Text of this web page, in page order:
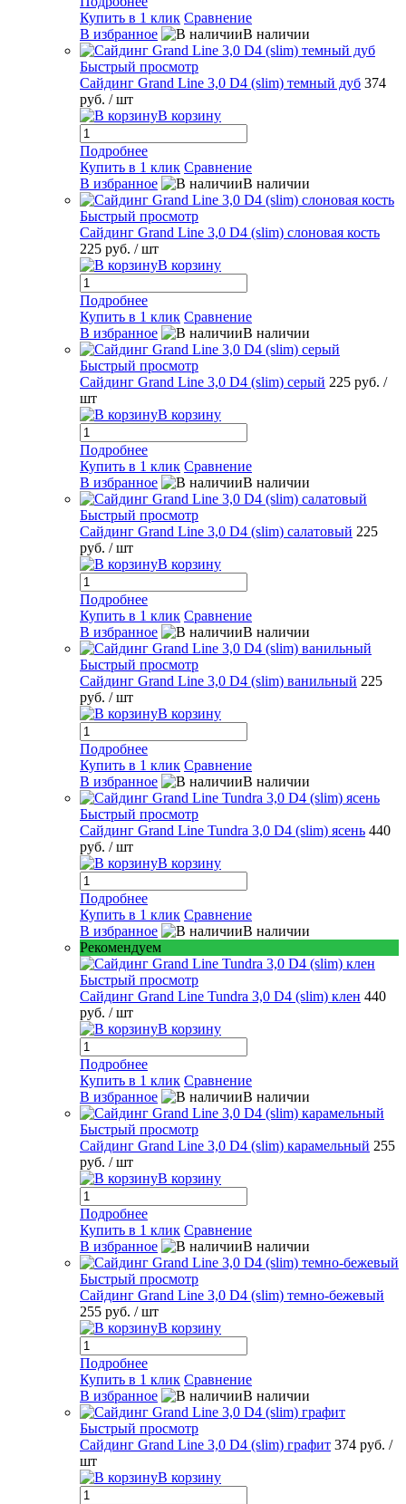
Купить в 1 клик Сравнение
В избранное
В наличии
Быстрый просмотр
Сайдинг Grand Line 3,0 D4 (slim) темный дуб 374
руб. / шт
В корзину
Подробнее
Купить в 1 клик Сравнение
В избранное
В наличии
Быстрый просмотр
Сайдинг Grand Line 3,0 D4 (slim) слоновая кость
225 руб. / шт
В корзину
Подробнее
Купить в 1 клик Сравнение
В избранное
В наличии
Быстрый просмотр
Сайдинг Grand Line 3,0 D4 (slim) серый 225 руб. /
шт
В корзину
Подробнее
Купить в 1 клик Сравнение
В избранное
В наличии
Быстрый просмотр
Сайдинг Grand Line 3,0 D4 (slim) салатовый 225
руб. / шт
В корзину
Подробнее
Купить в 1 клик Сравнение
В избранное
В наличии
Быстрый просмотр
Сайдинг Grand Line 3,0 D4 (slim) ванильный 225
руб. / шт
В корзину
Подробнее
Купить в 1 клик Сравнение
В избранное
В наличии
Быстрый просмотр
Сайдинг Grand Line Tundra 3,0 D4 (slim) ясень 440
руб. / шт
В корзину
Подробнее
Купить в 1 клик Сравнение
В избранное
В наличии
Рекомендуем
Быстрый просмотр
Сайдинг Grand Line Tundra 3,0 D4 (slim) клен 440
руб. / шт
В корзину
Подробнее
Купить в 1 клик Сравнение
В избранное
В наличии
Быстрый просмотр
Сайдинг Grand Line 3,0 D4 (slim) карамельный 255
руб. / шт
В корзину
Подробнее
Купить в 1 клик Сравнение
В избранное
В наличии
Быстрый просмотр
Сайдинг Grand Line 3,0 D4 (slim) темно-бежевый
255 руб. / шт
В корзину
Подробнее
Купить в 1 клик Сравнение
В избранное
В наличии
Быстрый просмотр
Сайдинг Grand Line 3,0 D4 (slim) графит 374 руб. /
шт
В корзину